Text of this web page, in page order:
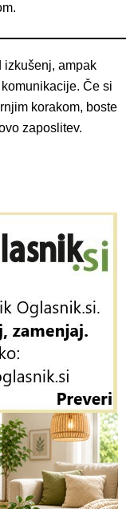
izkušenj, ampak
Če si
korakom, boste
zaposlitev.